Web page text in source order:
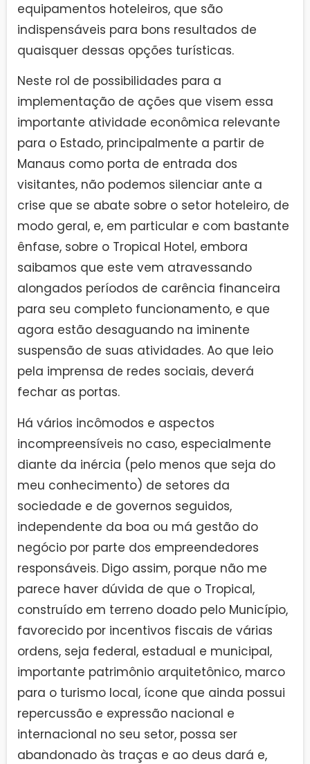
equipamentos hoteleiros, que são
indispensáveis para bons resultados de
quaisquer dessas opções turísticas.
Neste rol de possibilidades para a
implementação de ações que visem essa
importante atividade econômica relevante
para o Estado, principalmente a partir de
Manaus como porta de entrada dos
visitantes, não podemos silenciar ante a
crise que se abate sobre o setor hoteleiro, de
modo geral, e, em particular e com bastante
ênfase, sobre o Tropical Hotel, embora
saibamos que este vem atravessando
alongados períodos de carência financeira
para seu completo funcionamento, e que
agora estão desaguando na iminente
suspensão de suas atividades. Ao que leio
pela imprensa de redes sociais, deverá
fechar as portas.
Há vários incômodos e aspectos
incompreensíveis no caso, especialmente
diante da inércia (pelo menos que seja do
meu conhecimento) de setores da
sociedade e de governos seguidos,
independente da boa ou má gestão do
negócio por parte dos empreendedores
responsáveis. Digo assim, porque não me
parece haver dúvida de que o Tropical,
construído em terreno doado pelo Município,
favorecido por incentivos fiscais de várias
ordens, seja federal, estadual e municipal,
importante patrimônio arquitetônico, marco
para o turismo local, ícone que ainda possui
repercussão e expressão nacional e
internacional no seu setor, possa ser
abandonado às traças e ao deus dará e,